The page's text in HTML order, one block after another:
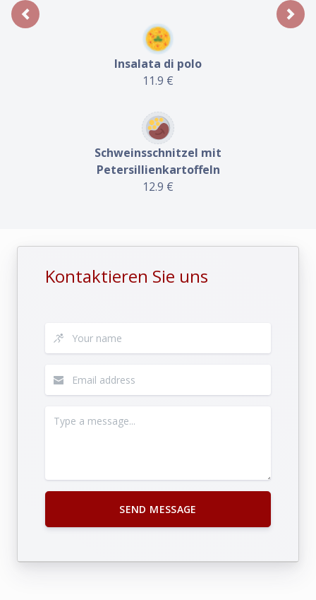
Insalata di polo
11.9 €
Schweinsschnitzel mit
Petersillienkartoffeln
12.9 €
Previous Next
Kontaktieren Sie uns
SEND MESSAGE